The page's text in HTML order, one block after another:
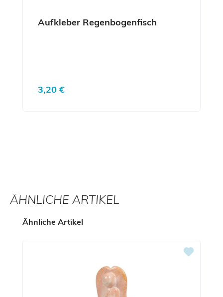
Aufkleber Regenbogenfisch
Regulärer Preis:
3,20 €
ÄHNLICHE ARTIKEL
Produktgalerie überspringen
Ähnliche Artikel